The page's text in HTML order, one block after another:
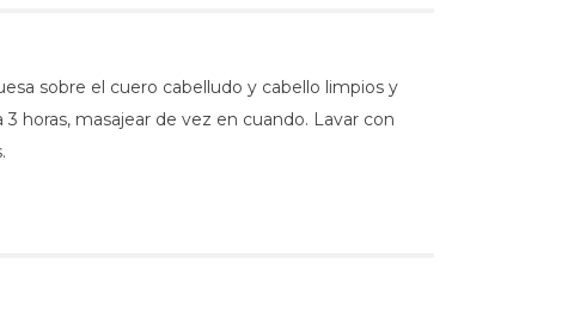
sobre el cuero cabelludo y cabello limpios y
horas, masajear de vez en cuando. Lavar con